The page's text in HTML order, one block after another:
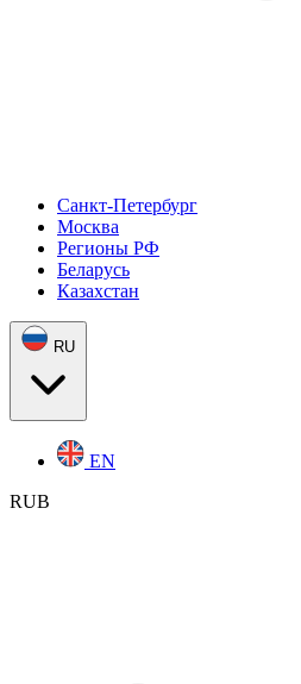
Санкт-Петербург
Москва
Регионы РФ
Беларусь
Казахстан
RU
EN
RUB